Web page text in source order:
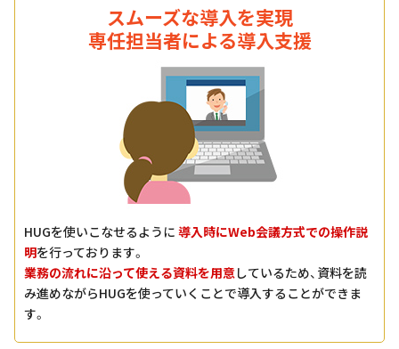
スムーズな導入を実現
専任担当者による導入支援
HUGを使いこなせるように 導入時にWeb会議方式での操作説
明を行っております。
業務の流れに沿って使える資料を用意しているため、資料を読
み進めながらHUGを使っていくことで導入することができま
す。